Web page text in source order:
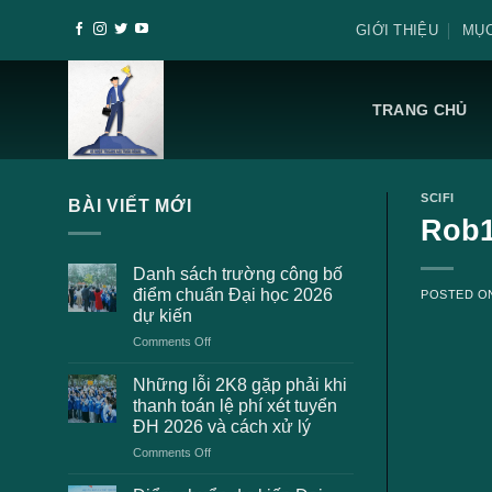
GIỚI THIỆU
TRANG CHỦ
BÀI VIẾT MỚI
Danh sách trường công bố
điểm chuẩn Đại học 2026
dự kiến
Comments Offon
sách
trường
công
bố
điểm
Đại
Những lỗi 2K8 gặp phải khi
thanh toán lệ phí xét tuyển
ĐH 2026 và cách xử lý
Comments Offon
lỗi
SCIFI
POSTED